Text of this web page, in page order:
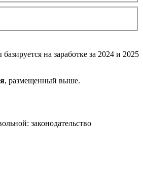
на заработке за 2024 и 2025
, размещенный выше.
законодательство